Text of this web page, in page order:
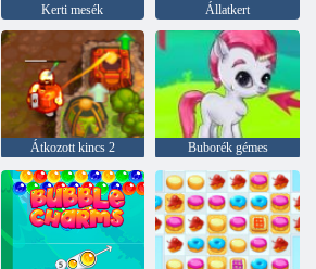
Kerti mesék Állatkert
Átkozott kincs 2 Buborék gémes